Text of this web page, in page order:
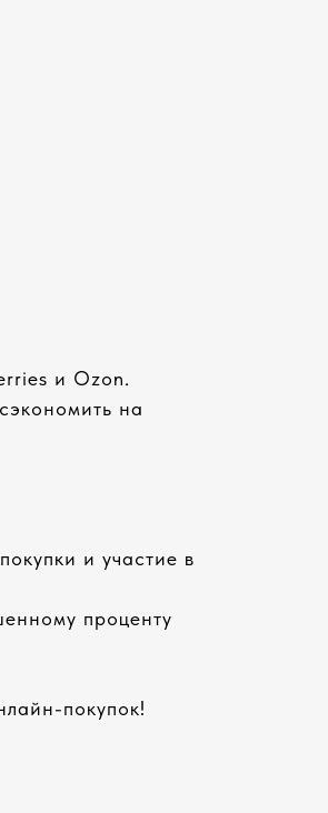
и Ozon.
на
и участие в
проценту
покупок!